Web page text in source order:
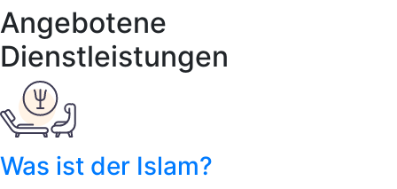
Angebotene
Dienstleistungen
Was ist der Islam?